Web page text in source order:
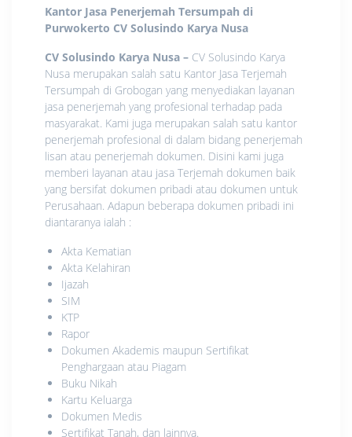
Kantor Jasa Penerjemah Tersumpah di
Purwokerto CV Solusindo Karya Nusa
CV Solusindo Karya Nusa – CV Solusindo Karya
Nusa merupakan salah satu Kantor Jasa Terjemah
Tersumpah di Grobogan yang menyediakan layanan
jasa penerjemah yang profesional terhadap pada
masyarakat. Kami juga merupakan salah satu kantor
penerjemah profesional di dalam bidang penerjemah
lisan atau penerjemah dokumen. Disini kami juga
memberi layanan atau jasa Terjemah dokumen baik
yang bersifat dokumen pribadi atau dokumen untuk
Perusahaan. Adapun beberapa dokumen pribadi ini
diantaranya ialah :
Akta Kematian
Akta Kelahiran
Ijazah
SIM
KTP
Rapor
Dokumen Akademis maupun Sertifikat
Penghargaan atau Piagam
Buku Nikah
Kartu Keluarga
Dokumen Medis
Sertifikat Tanah, dan lainnya.